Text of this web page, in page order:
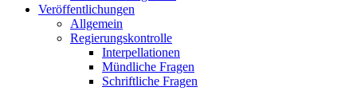
Veröffentlichungen
Allgemein
Regierungskontrolle
Interpellationen
Mündliche Fragen
Schriftliche Fragen